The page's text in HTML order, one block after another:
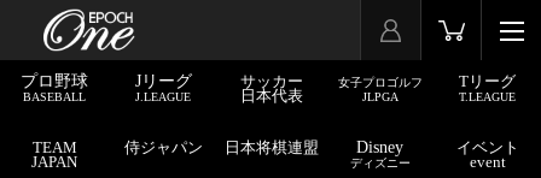
プロ野球
BASEBALL
Jリーグ
J.LEAGUE
サッカー
日本代表
女子プロゴルフ
JLPGA
Tリーグ
T.LEAGUE
TEAM
JAPAN
侍ジャパン 日本将棋連盟 Disney
ディズニー
イベント
event